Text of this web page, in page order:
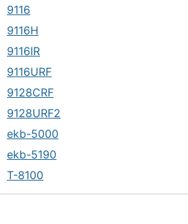
9116
9116H
9116IR
9116URF
9128CRF
9128URF2
ekb-5000
ekb-5190
T-8100